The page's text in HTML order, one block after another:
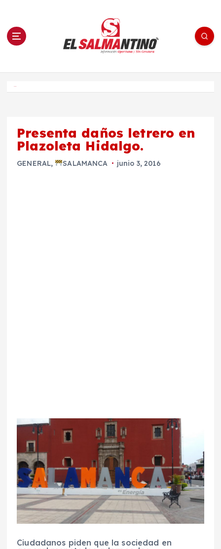
n El Salmantino - medios/noticias/editorial
Presenta daños letrero en
Plazoleta Hidalgo.
GENERAL, SALAMANCA junio 3, 2016
Ciudadanos piden que la sociedad en